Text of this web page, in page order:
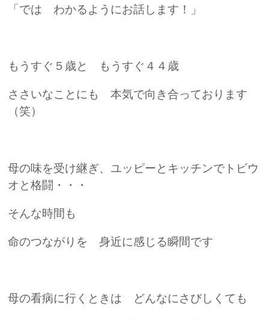
「では わかるようにお話します！」
もうすぐ５歳と もうすぐ４４歳
ささいなことにも 本気で向き合っております
（笑）
母の味を受け継ぎ、ユッピーとキッチンでトビウ
オと格闘・・・
そんな時間も
命のつながりを 身近に感じる瞬間です
母の看病に行くときは どんなにさびしくても